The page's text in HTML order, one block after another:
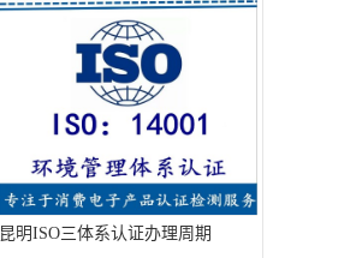
昆明ISO三体系认证办理周期